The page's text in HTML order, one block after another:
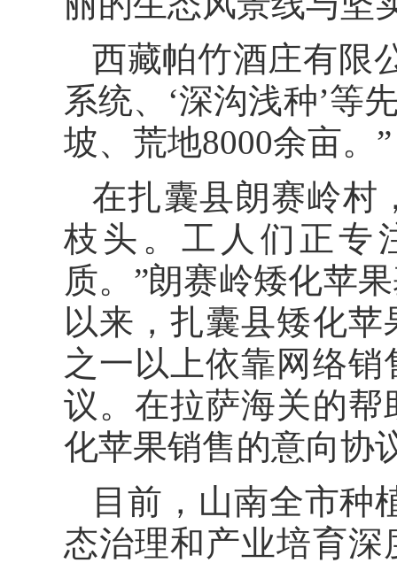
西藏帕竹酒庄有限
系统、‘深沟浅种’等
坡、荒地8000余亩。”
在扎囊县朗赛岭村
枝头。工人们正专
质。”朗赛岭矮化苹
以来，扎囊县矮化
之一以上依靠网络
议。在拉萨海关的
化苹果销售的意向协
目前，山南全市种
态治理和产业培育